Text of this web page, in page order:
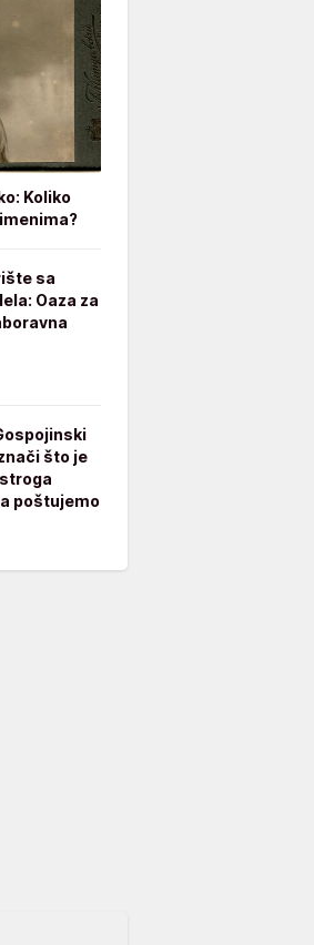
Koliko
sa
Oaza za
što je
poštujemo